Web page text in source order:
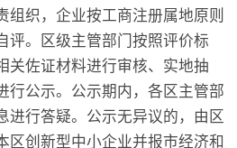
组织，企业按工商注册属地原则
评。区级主管部门按照评价标
关佐证材料进行审核、实地抽
行公示。公示期内，各区主管部
进行答疑。公示无异议的，由区
区创新型中小企业并报市经济和